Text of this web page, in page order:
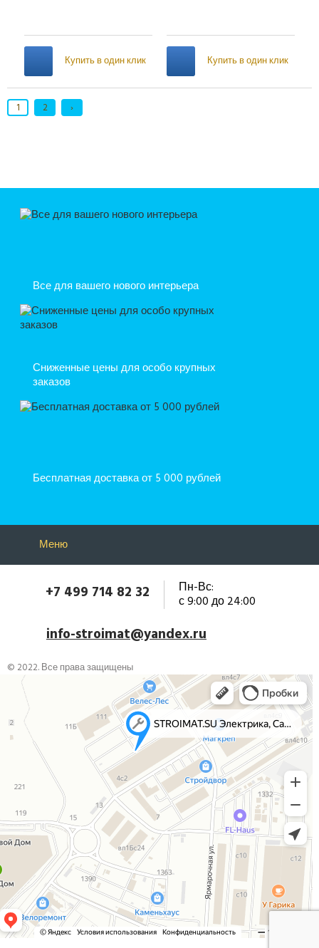
Купить в один клик Купить в один клик
1 2 ›
Все для вашего нового интерьера
Сниженные цены для особо крупных
заказов
Бесплатная доставка от 5 000 рублей
Меню
+7 499 714 82 32 Пн-Вс:
с 9:00 до 24:00
info-stroimat@yandex.ru
© 2022. Все права защищены